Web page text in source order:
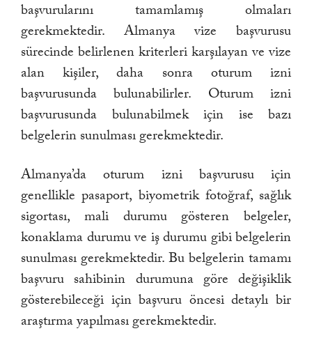
başvurularını tamamlamış olmaları
gerekmektedir. Almanya vize başvurusu
sürecinde belirlenen kriterleri karşılayan ve vize
alan kişiler, daha sonra oturum izni
başvurusunda bulunabilirler. Oturum izni
başvurusunda bulunabilmek için ise bazı
belgelerin sunulması gerekmektedir.
Almanya’da oturum izni başvurusu için
genellikle pasaport, biyometrik fotoğraf, sağlık
sigortası, mali durumu gösteren belgeler,
konaklama durumu ve iş durumu gibi belgelerin
sunulması gerekmektedir. Bu belgelerin tamamı
başvuru sahibinin durumuna göre değişiklik
gösterebileceği için başvuru öncesi detaylı bir
araştırma yapılması gerekmektedir.